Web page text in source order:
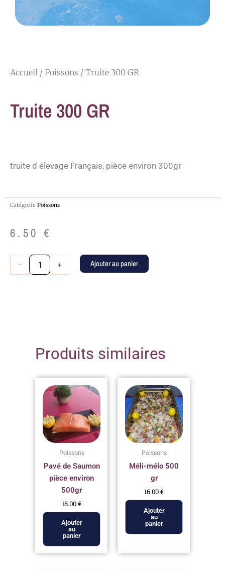
Accueil / Poissons / Truite 300 GR
Truite 300 GR
truite d élevage Français, pièce environ 300gr
Catégorie Poissons
6.50 €
-
quantité
+ Ajouter au panier
Produits similaires
Poissons
Pavé de Saumon
pièce environ
500gr
18.00€
Ajouter
au
panier
Poissons
Méli-mélo 500
gr
16.00€
Ajouter
au
panier